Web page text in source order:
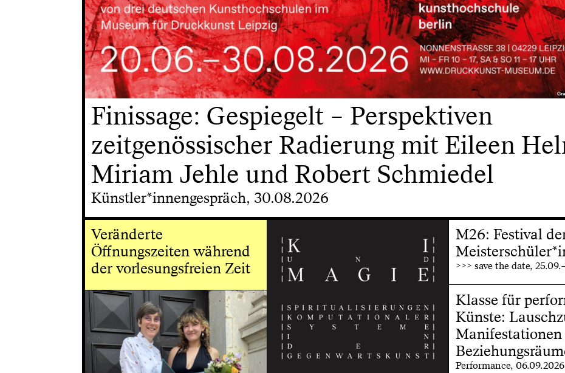
Finissage: Gespiegelt – Perspektiven
zeitgenössischer Radierung mit Eileen
Miriam Jehle und Robert Schmiedel
Künstler*innengespräch, 30.08.2026
Veränderte
Öffnungszeiten während
der vorlesungsfreien Zeit
M26: Festival
>>> save the date,
Klasse für
Künste:
Performance, 06.09.2026